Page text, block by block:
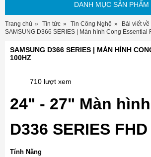
DANH MỤC SẢN PHẨM
Trang chủ Tin tức Tin Công Nghệ
Bài viết
SAMSUNG D366 SERIES | Màn hình Cong Essential
SAMSUNG D366 SERIES | MÀN HÌNH
100HZ
710 lượt xem
24" - 27" Màn
D336 SERIES
Tính Năng